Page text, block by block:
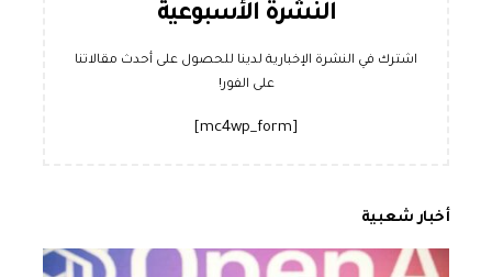
النشرة الأسبوعية
اشترك في النشرة الإخبارية لدينا للحصول على أحدث مقالاتنا
على الفور!
أخبار شعبية